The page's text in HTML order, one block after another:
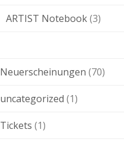
ARTIST Notebook (3)
Neuerscheinungen (70)
uncategorized (1)
Tickets (1)